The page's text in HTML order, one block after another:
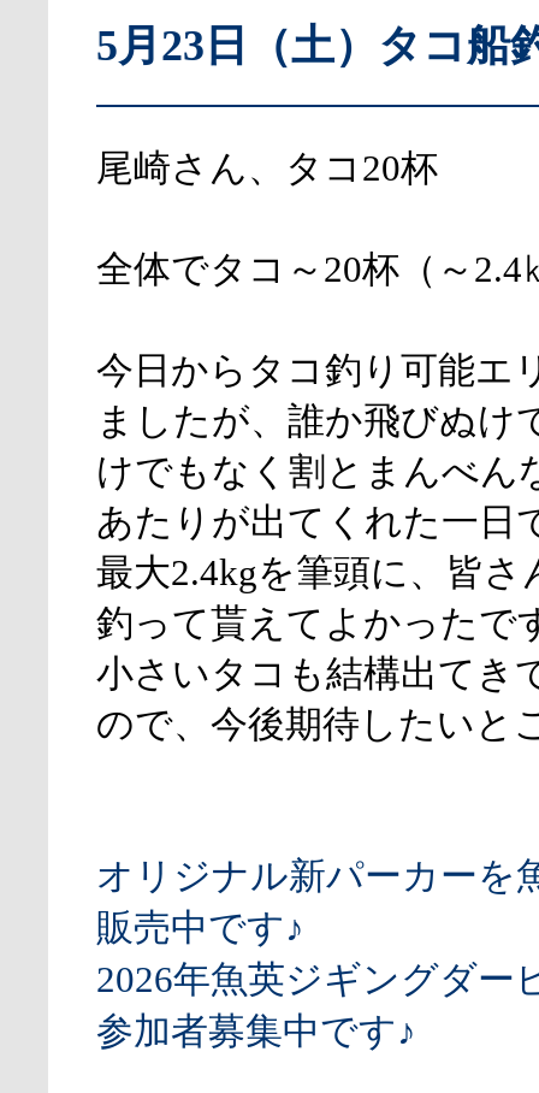
5月23日（土）タコ船
尾崎さん、タコ20杯
全体でタコ～20杯（～2.4
今日からタコ釣り可能エ
ましたが、誰か飛びぬけ
けでもなく割とまんべん
あたりが出てくれた一日
最大2.4kgを筆頭に、皆さ
釣って貰えてよかったで
小さいタコも結構出てき
ので、今後期待したいと
オリジナル新パーカーを
販売中です♪
2026年魚英ジギングダー
参加者募集中です♪